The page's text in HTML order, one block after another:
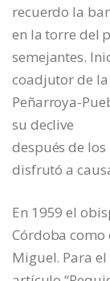
recuerdo la
en la torre del
semejantes.
coadjutor de
Peñarroya-
su declive
después de
disfrutó a
En 1959 el
Córdoba
Miguel. Para